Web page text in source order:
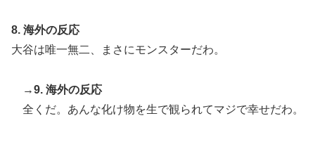
8. 海外の反応
大谷は唯一無二、まさにモンスターだわ。
→9. 海外の反応
全くだ。あんな化け物を生で観られてマジで幸せだわ。